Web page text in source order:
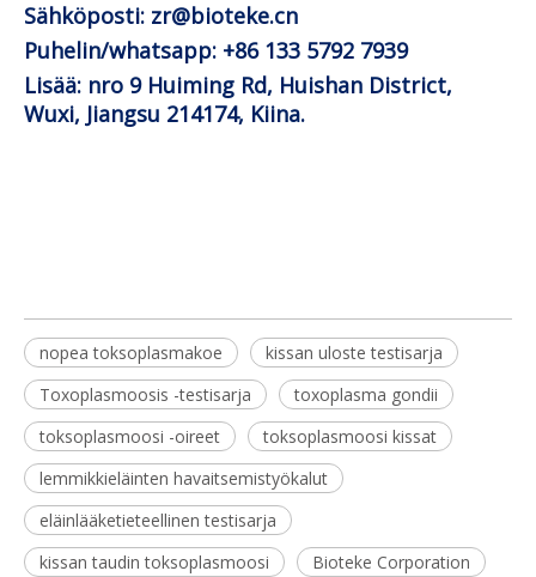
Sähköposti: zr@bioteke.cn
Puhelin/whatsapp: +86 133 5792 7939
Lisää: nro 9 Huiming Rd, Huishan District,
Wuxi, Jiangsu 214174, Kiina.
nopea toksoplasmakoe
kissan uloste testisarja
Toxoplasmoosis -testisarja
toxoplasma gondii
toksoplasmoosi -oireet
toksoplasmoosi kissat
lemmikkieläinten havaitsemistyökalut
eläinlääketieteellinen testisarja
kissan taudin toksoplasmoosi
Bioteke Corporation